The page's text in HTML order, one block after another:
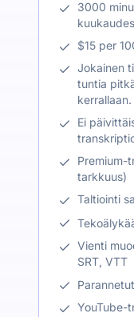
3000
$15 per
Jokainen
tuntia
kerrallaan.
Ei
Premium-
tarkkuus)
Taltiointi
Vienti
SRT, VTT
YouTube-